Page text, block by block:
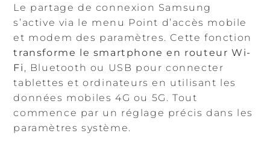
Le partage de connexion Samsung
s’active via le menu Point d’accès mobile
et modem des paramètres. Cette fonction
transforme le smartphone en routeur Wi-
Fi , Bluetooth ou USB pour connecter
tablettes et ordinateurs en utilisant les
données mobiles 4G ou 5G. Tout
commence par un réglage précis dans les
paramètres système.